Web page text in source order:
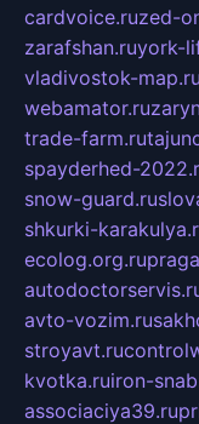
cardvoice.ruzed-
zarafshan.ruyork-
vladivostok-map.ru
webamator.ru
trade-farm.ru
spayderhed-
snow-guard.ru
shkurki-
ecolog.org.ru
avto-vozim.ru
stroyavt.ru
kvotka.ruiron-
associaciya39.ru